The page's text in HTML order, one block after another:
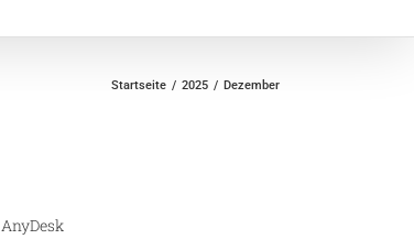
Startseite 2025 Dezember
AnyDesk